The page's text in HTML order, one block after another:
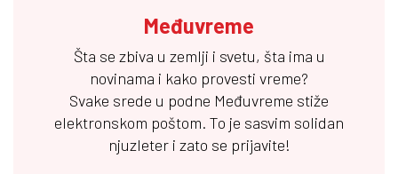
Međuvreme
Šta se zbiva u zemlji i svetu, šta ima u
novinama i kako provesti vreme?
Svake srede u podne Međuvreme stiže
elektronskom poštom. To je sasvim solidan
njuzleter i zato se prijavite!